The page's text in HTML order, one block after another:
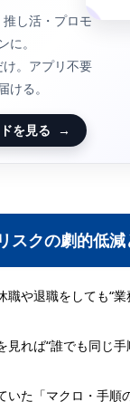
し活・プロモ
に。
。アプリ不要
ける。
を見る →
スクの劇的低
職や退職をしても“
見れば“誰でも同じ
いた「マクロ・手順